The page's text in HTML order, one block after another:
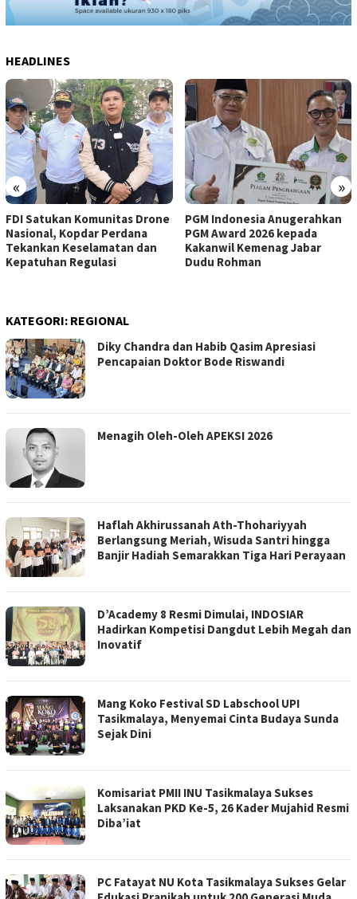
HEADLINES
« »
FDI Satukan Komunitas Drone
Nasional, Kopdar Perdana
Tekankan Keselamatan dan
Kepatuhan Regulasi
PGM Indonesia Anugerahkan
PGM Award 2026 kepada
Kakanwil Kemenag Jabar
Dudu Rohman
KATEGORI: REGIONAL
Diky Chandra dan Habib Qasim Apresiasi
Pencapaian Doktor Bode Riswandi
Menagih Oleh-Oleh APEKSI 2026
Haflah Akhirussanah Ath-Thohariyyah
Berlangsung Meriah, Wisuda Santri hingga
Banjir Hadiah Semarakkan Tiga Hari Perayaan
D’Academy 8 Resmi Dimulai, INDOSIAR
Hadirkan Kompetisi Dangdut Lebih Megah dan
Inovatif
Mang Koko Festival SD Labschool UPI
Tasikmalaya, Menyemai Cinta Budaya Sunda
Sejak Dini
‎Komisariat PMII INU Tasikmalaya Sukses
Laksanakan PKD Ke-5, 26 Kader Mujahid Resmi
Diba’iat
PC Fatayat NU Kota Tasikmalaya Sukses Gelar